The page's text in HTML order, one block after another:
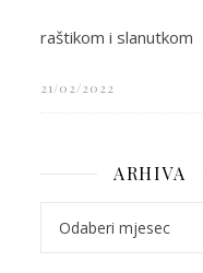
raštikom i slanutkom
21/02/2022
ARHIVA